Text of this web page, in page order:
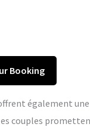
Booking
également une
couples